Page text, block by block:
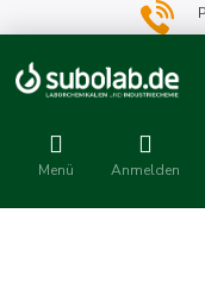
Menü Anmelden